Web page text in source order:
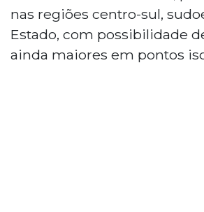
nas regiões centro-sul,
Estado, com possibilidade
ainda maiores em pontos